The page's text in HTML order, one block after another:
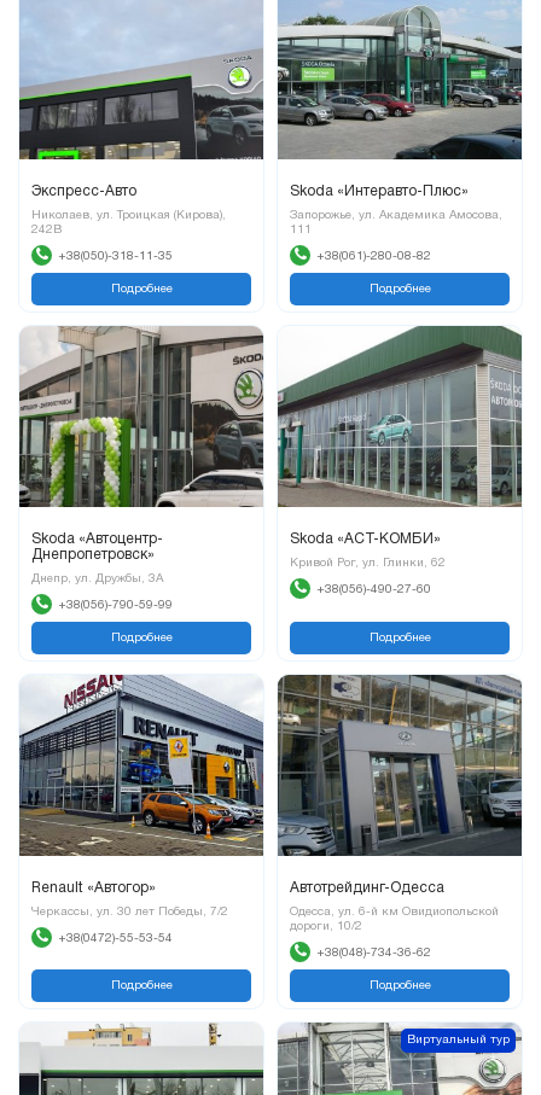
Экспресс-Авто
Николаев, ул. Троицкая (Кирова),
242В
+38(050)-318-11-35
Подробнее
Skoda «Интеравто-Плюс»
Запорожье, ул. Академика Амосова,
111
+38(061)-280-08-82
Подробнее
Skoda «Автоцентр-
Днепропетровск»
Днепр, ул. Дружбы, 3А
+38(056)-790-59-99
Подробнее
Skoda «АСТ-КОМБИ»
Кривой Рог, ул. Глинки, 62
+38(056)-490-27-60
Подробнее
Renault «Автогор»
Черкассы, ул. 30 лет Победы, 7/2
+38(0472)-55-53-54
Подробнее
Автотрейдинг-Одесса
Одесса, ул. 6-й км Овидиопольской
дороги, 10/2
+38(048)-734-36-62
Подробнее
Виртуальный тур